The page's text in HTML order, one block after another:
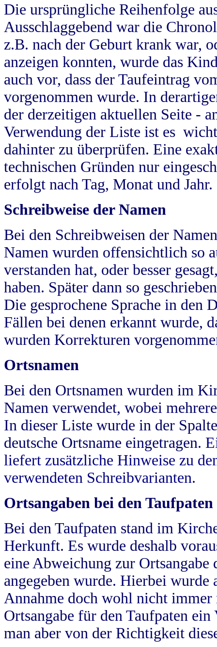
Die ursprüngliche Reihenfolge
Ausschlaggebend war die
z.B. nach der Geburt krank war,
anzeigen konnten, wurde das
auch vor, dass der Taufeintrag
vorgenommen wurde. In
der derzeitigen aktuellen Seite -
Verwendung der Liste ist es
dahinter zu überprüfen. Eine
technischen Gründen nur
erfolgt nach Tag, Monat und Jahr.
Schreibweise der Namen
Bei den Schreibweisen der
Namen wurden offensichtlich so
verstanden hat, oder besser
haben. Später dann so
Die gesprochene Sprache in
Fällen bei denen erkannt wurde,
wurden Korrekturen
Ortsnamen
Bei den Ortsnamen wurden im
Namen verwendet, wobei
In dieser Liste wurde in der
deutsche Ortsname eingetragen.
liefert zusätzliche Hinweise zu
verwendeten Schreibvarianten.
Ortsangaben bei den Taufpaten
Bei den Taufpaten stand im
Herkunft. Es wurde deshalb
eine Abweichung zur
angegeben wurde. Hierbei wurde
Annahme doch wohl nicht
Ortsangabe für den Taufpaten
man aber von der Richtigkeit